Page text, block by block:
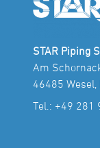
STAR Piping
Am
46485
Tel.: +49 281